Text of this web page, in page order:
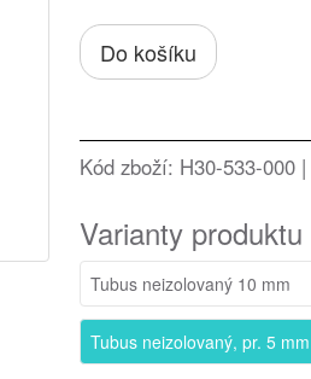
Do košíku
Kód zboží: H30-533-000 |
Varianty produktu
Tubus neizolovaný 10 mm
Tubus neizolovaný, pr. 5 mm